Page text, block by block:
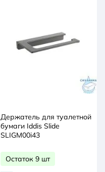
Держатель для туалетной
бумаги Iddis Slide
SLIGM00i43
Остаток 9 шт